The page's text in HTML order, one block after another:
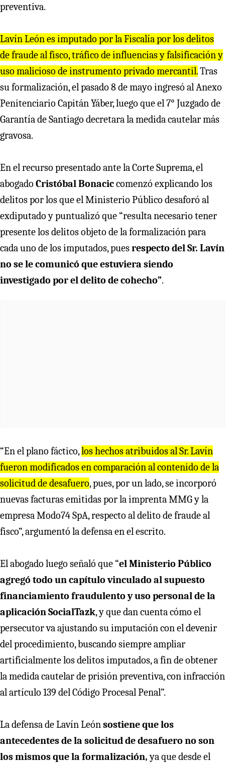
preventiva.
Lavín León es imputado por la Fiscalía por los delitos
de fraude al fisco, tráfico de influencias y falsificación y
uso malicioso de instrumento privado mercantil.Tras
su formalización, el pasado 8 de mayo ingresó al Anexo
Penitenciario Capitán Yáber, luego que el 7° Juzgado de
Garantía de Santiago decretara la medida cautelar más
gravosa.
En el recurso presentado ante la Corte Suprema, el
abogado Cristóbal Bonaciccomenzó explicando los
delitos por los que el Ministerio Público desaforó al
exdiputado y puntualizó que “resulta necesario tener
presente los delitos objeto de la formalización para
cada uno de los imputados, puesrespecto del Sr. Lavín
no se le comunicó que estuviera siendo
investigado por el delito de cohecho”.
“En el plano fáctico,los hechos atribuidos al Sr. Lavín
fueron modificados en comparación al contenido de la
solicitud de desafuero, pues, por un lado, se incorporó
nuevas facturas emitidas por la imprenta MMG y la
empresa Modo74 SpA, respecto al delito de fraude al
fisco”, argumentó la defensa en el escrito.
El abogado luego señaló que “el Ministerio Público
agregó todo un capítulo vinculado al supuesto
financiamiento fraudulento y uso personal de la
aplicación SocialTazk, y que dan cuenta cómo el
persecutor va ajustando su imputación con el devenir
del procedimiento, buscando siempre ampliar
artificialmente los delitos imputados, a fin de obtener
la medida cautelar de prisión preventiva, con infracción
al artículo 139 del Código Procesal Penal”.
La defensa de Lavín Leónsostiene que los
antecedentes de la solicitud de desafuero no son
los mismos que la formalización,ya que desde el